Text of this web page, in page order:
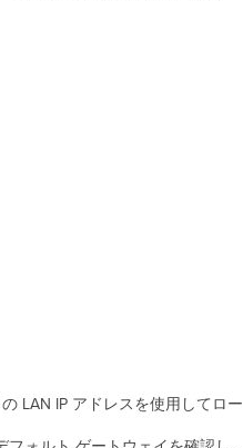
LAN IP アドレスを使用してロー